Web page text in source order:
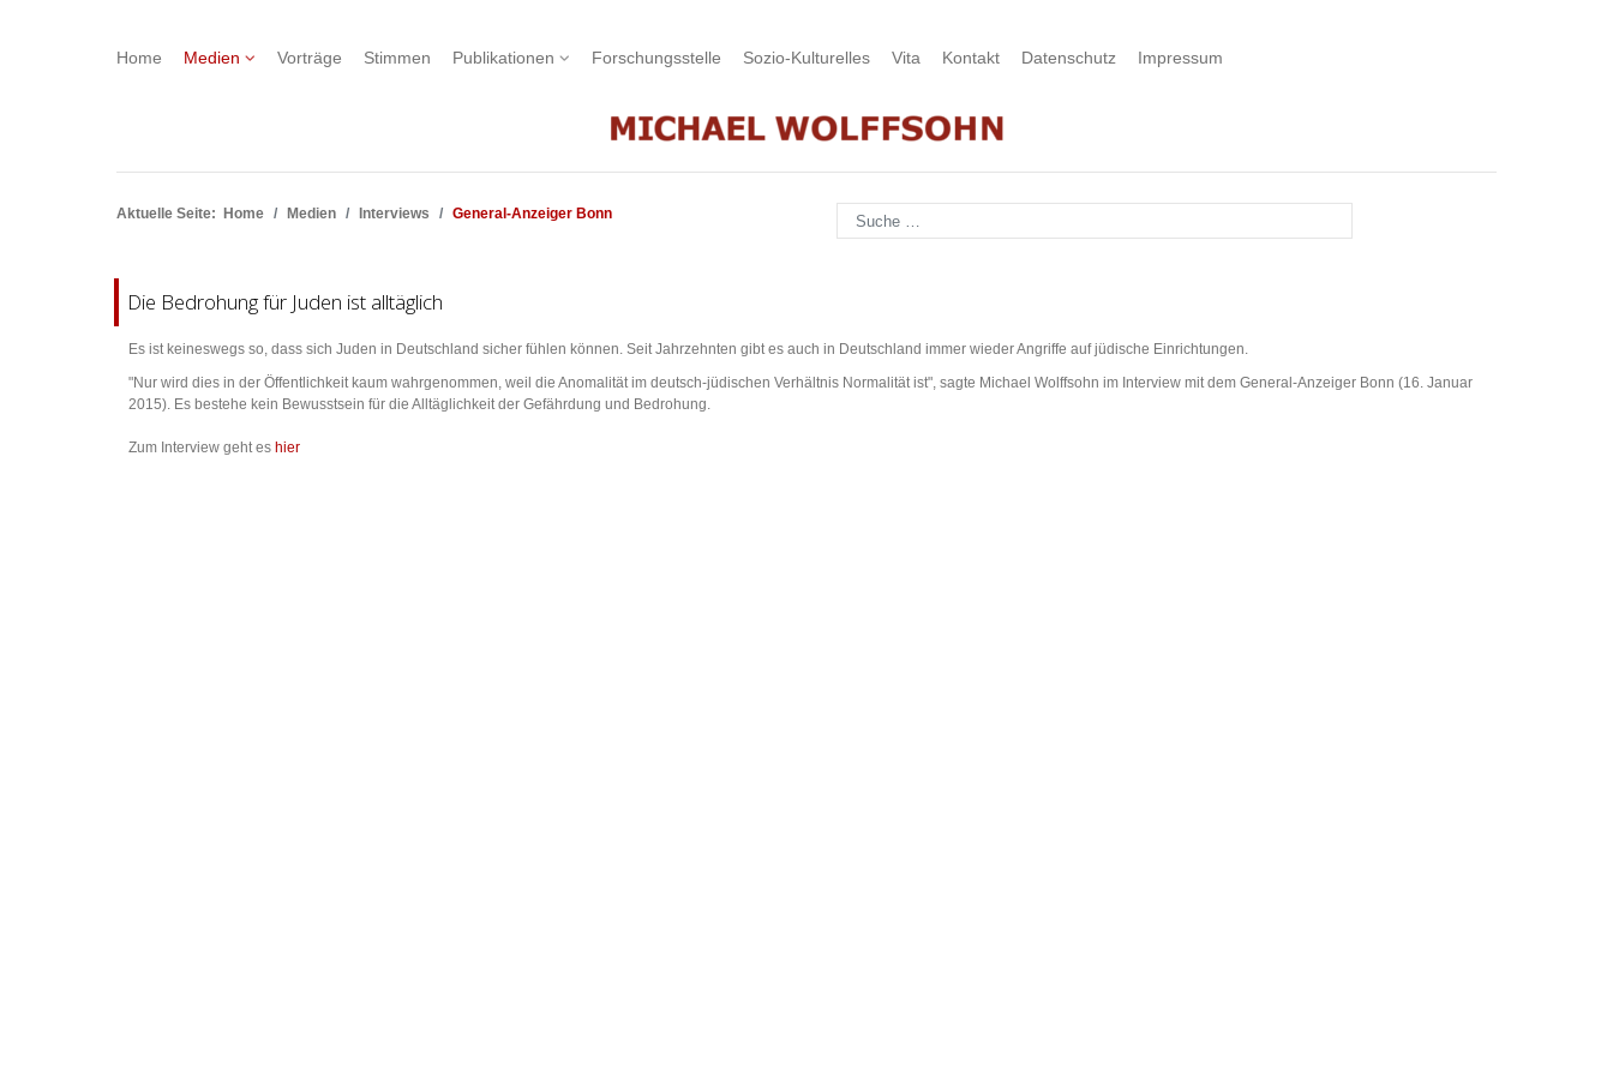
Home Medien Vorträge Stimmen Publikationen Forschungsstelle Sozio-Kulturelles Vita Kontakt Datenschutz Impressum
Aktuelle Seite: Home Medien Interviews General-Anzeiger Bonn Suchen
Die Bedrohung für Juden ist alltäglich
Es ist keineswegs so, dass sich Juden in Deutschland sicher fühlen können. Seit Jahrzehnten gibt es auch in Deutschland immer wieder Angriffe auf jüdische Einrichtungen.
"Nur wird dies in der Öffentlichkeit kaum wahrgenommen, weil die Anomalität im deutsch-jüdischen Verhältnis Normalität ist", sagte Michael Wolffsohn im Interview mit dem General-Anzeiger Bonn (16. Januar
2015). Es bestehe kein Bewusstsein für die Alltäglichkeit der Gefährdung und Bedrohung.
Zum Interview geht es hier